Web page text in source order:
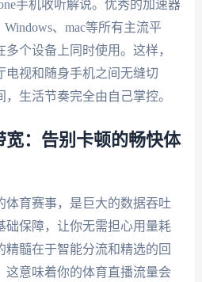
手机收听解说。优秀的加速器
、mac等所有主流平
个设备上同时使用。这样，
电视和随身手机之间无缝切
生活节奏完全由自己掌控。
宽：告别卡顿的畅快体
体育赛事，是巨大的数据吞吐
础保障，让你无需担心用量耗
髓在于智能分流和精选的回
这意味着你的体育直播流量会